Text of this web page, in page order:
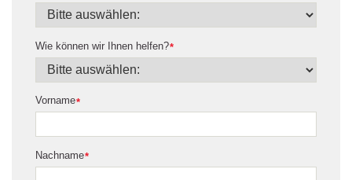
*
Wie können wir Ihnen helfen?
*
Vorname
*
Nachname